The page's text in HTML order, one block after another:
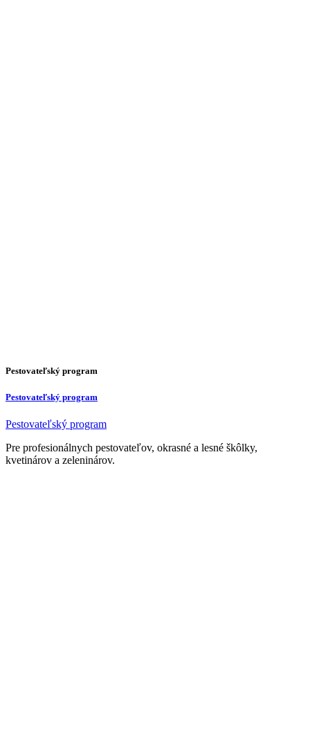
Pestovateľský program
Pestovateľský program
Pestovateľský program
Pre profesionálnych pestovateľov, okrasné a lesné škôlky,
kvetinárov a zeleninárov.